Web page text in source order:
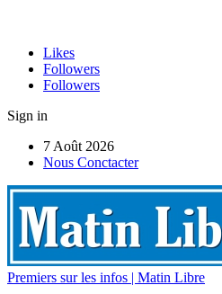
Likes
Followers
Followers
Sign in
7 Août 2026
Nous Conctacter
Premiers sur les infos | Matin Libre